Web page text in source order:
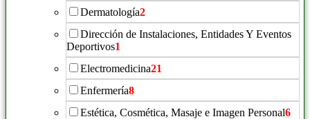
Dermatología2
Dirección de Instalaciones, Entidades Y Eventos
Deportivos1
Electromedicina21
Enfermería8
Estética, Cosmética, Masaje e Imagen Personal6